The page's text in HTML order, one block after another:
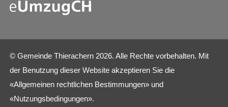
© Gemeinde Thierachern 2026. Alle Rechte vorbehalten. Mit
der Benutzung dieser Website akzeptieren Sie die
«Allgemeinen rechtlichen Bestimmungen» und
«Nutzungsbedingungen».